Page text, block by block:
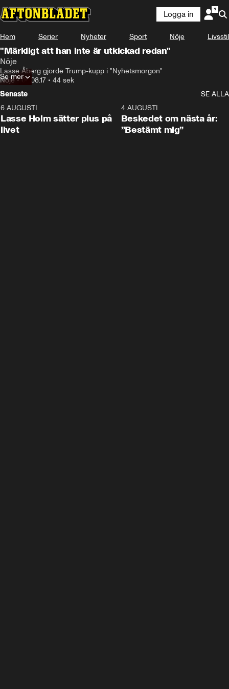
Logga in
Hem Serier Nyheter Sport Nöje Livsstil
"Märkligt att han inte är utkickad redan"
Nöje
Lasse Åberg gjorde Trump-kupp i "Nyhetsmorgon"
Nöje•06.08.17 • 44 sek
Se mer
Senaste
SE ALLA
6 AUGUSTI
Lasse Holm sätter plus på
livet
4 AUGUSTI
Beskedet om nästa år:
”Bestämt mig”